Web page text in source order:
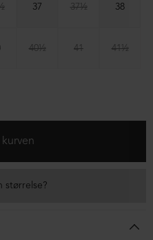
37 37½ 38
40½ 41 41½
størrelse?